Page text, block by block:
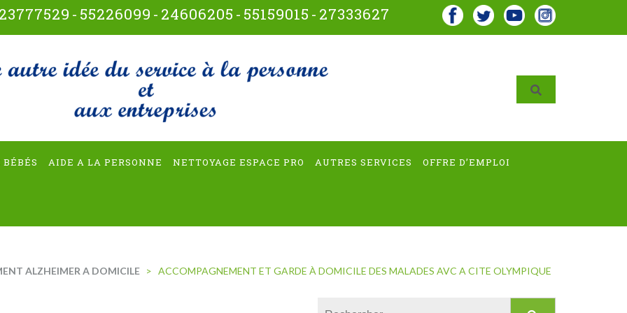
23777529 - 55226099 - 24606205 - 55159015 - 27333627
multiservices
BÉBÉS AIDE A LA PERSONNE NETTOYAGE ESPACE PRO AUTRES SERVICES OFFRE D’EMPLOI
ALZHEIMER A DOMICILE > ACCOMPAGNEMENT ET GARDE À DOMICILE DES MALADES AVC A CITE OLYMPIQUE
Rechercher :